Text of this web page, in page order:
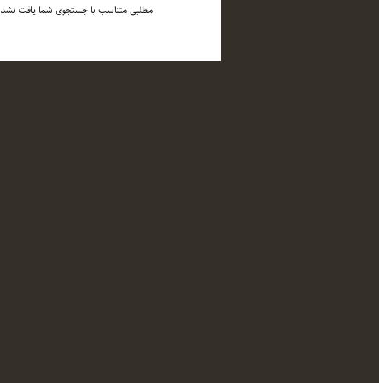
مطلبی متناسب با جستجوی شما یافت نشد